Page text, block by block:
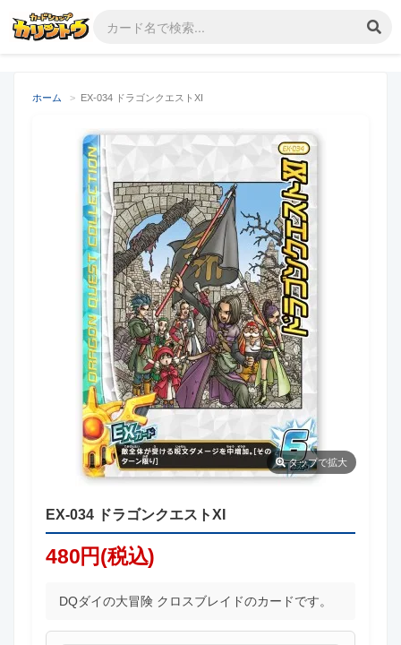
ホーム > EX-034 ドラゴンクエストXI
タップで拡大
EX-034 ドラゴンクエストXI
480円(税込)
DQダイの大冒険 クロスブレイドのカードです。